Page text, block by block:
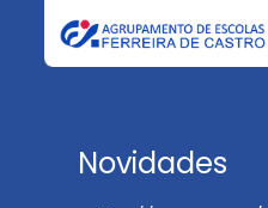
Novidades